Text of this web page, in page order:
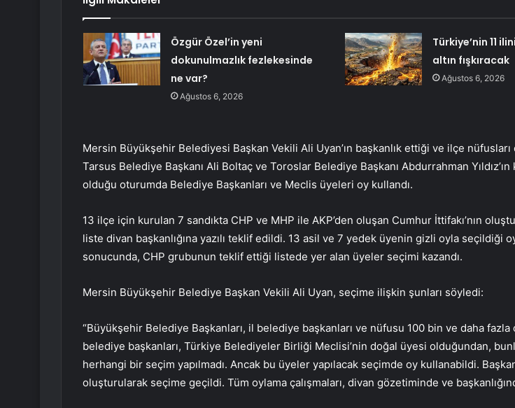
Özgür Özel’in yeni
dokunulmazlık fezlekesinde
ne var?
Ağustos 6, 2026
Türkiye’nin 11
altın fışkıracak
Ağustos 6, 2026
Mersin Büyükşehir Belediyesi Başkan Vekili Ali Uyan’ın başkanlık ettiği ve ilçe nüfusları
Tarsus Belediye Başkanı Ali Boltaç ve Toroslar Belediye Başkanı Abdurrahman Yıldız’ın
olduğu oturumda Belediye Başkanları ve Meclis üyeleri oy kullandı.
13 ilçe için kurulan 7 sandıkta CHP ve MHP ile AKP’den oluşan Cumhur İttifakı’nın
liste divan başkanlığına yazılı teklif edildi. 13 asil ve 7 yedek üyenin gizli oyla seçildiği
sonucunda, CHP grubunun teklif ettiği listede yer alan üyeler seçimi kazandı.
Mersin Büyükşehir Belediye Başkan Vekili Ali Uyan, seçime ilişkin şunları söyledi:
“Büyükşehir Belediye Başkanları, il belediye başkanları ve nüfusu 100 bin ve daha fazla
belediye başkanları, Türkiye Belediyeler Birliği Meclisi’nin doğal üyesi olduğundan,
herhangi bir seçim yapılmadı. Ancak bu üyeler yapılacak seçimde oy kullanabildi.
oluşturularak seçime geçildi. Tüm oylama çalışmaları, divan gözetiminde ve